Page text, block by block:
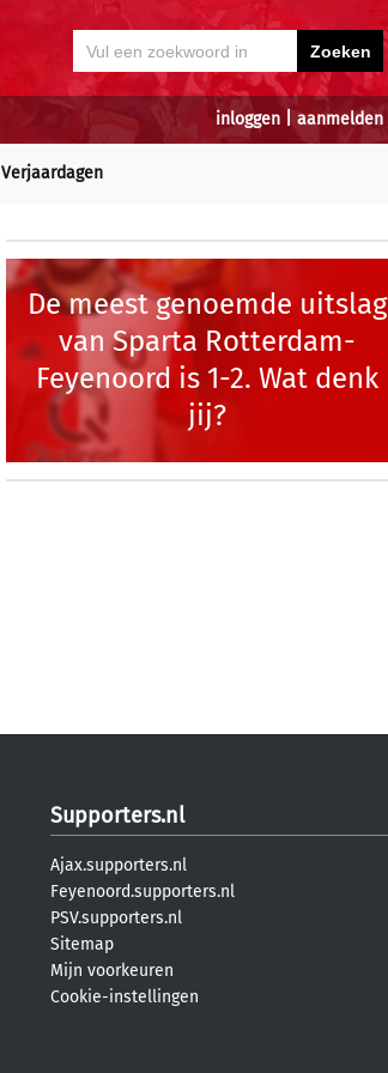
inloggen aanmelden
Verjaardagen
De meest genoemde uitslag
van Sparta Rotterdam-
Feyenoord is 1-2. Wat denk
jij?
Supporters.nl
Ajax.supporters.nl
Feyenoord.supporters.nl
PSV.supporters.nl
Sitemap
Mijn voorkeuren
Cookie-instellingen